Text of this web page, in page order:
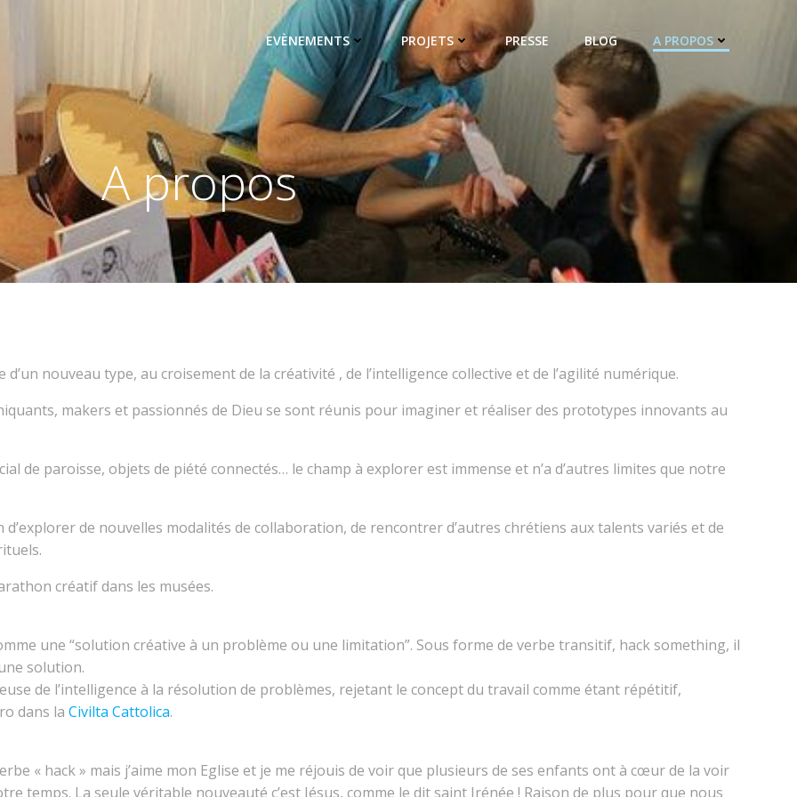
EVÈNEMENTS PROJETS PRESSE BLOG A PROPOS
A propos
nouveau type, au croisement de la créativité , de l’intelligence collective et de l’agilité numérique.
makers et passionnés de Dieu se sont réunis pour imaginer et réaliser des prototypes innovants au
de paroisse, objets de piété connectés… le champ à explorer est immense et n’a d’autres limites que notre
de nouvelles modalités de collaboration, de rencontrer d’autres chrétiens aux talents variés et de
créatif dans les musées.
une “solution créative à un problème ou une limitation”. Sous forme de verbe transitif, hack something, il
solution.
de l’intelligence à la résolution de problèmes, rejetant le concept du travail comme étant répétitif,
dans la Civilta Cattolica.
« hack » mais j’aime mon Eglise et je me réjouis de voir que plusieurs de ses enfants ont à cœur de la voir
temps. La seule véritable nouveauté c’est Jésus, comme le dit saint Irénée ! Raison de plus pour que nous